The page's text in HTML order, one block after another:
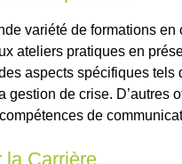
variété de formations
ateliers pratiques en
aspects spécifiques
gestion de crise. D’autres
de
la Carrière